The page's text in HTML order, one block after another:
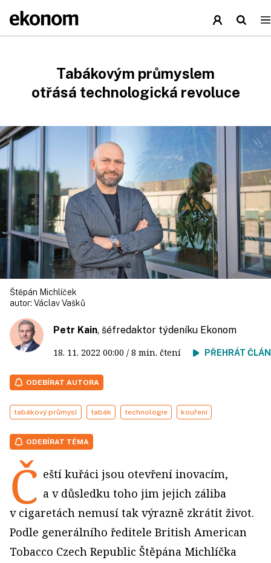
Tabákovým průmyslem
otřásá technologická revoluce
Štěpán Michlíček
autor: Václav Vašků
Petr Kain, šéfredaktor týdeníku Ekonom
18. 11. 2022 00:00 / 8 min. čtení PŘEHRÁT
ODEBÍRAT AUTORA
tabákový průmysl tabák technologie kouření
ODEBÍRAT TÉMA
Č eští kuřáci jsou otevření inovacím,
a v důsledku toho jim jejich záliba
v cigaretách nemusí tak výrazně zkrátit život.
Podle generálního ředitele British American
Tobacco Czech Republic Štěpána Michlíčka